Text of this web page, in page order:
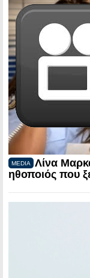
MEDIA
Λίνα
ηθοποιός που